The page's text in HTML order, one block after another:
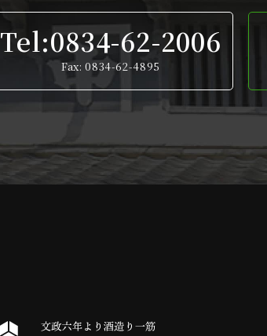
Tel:0834-62-2006
Fax: 0834-62-4895